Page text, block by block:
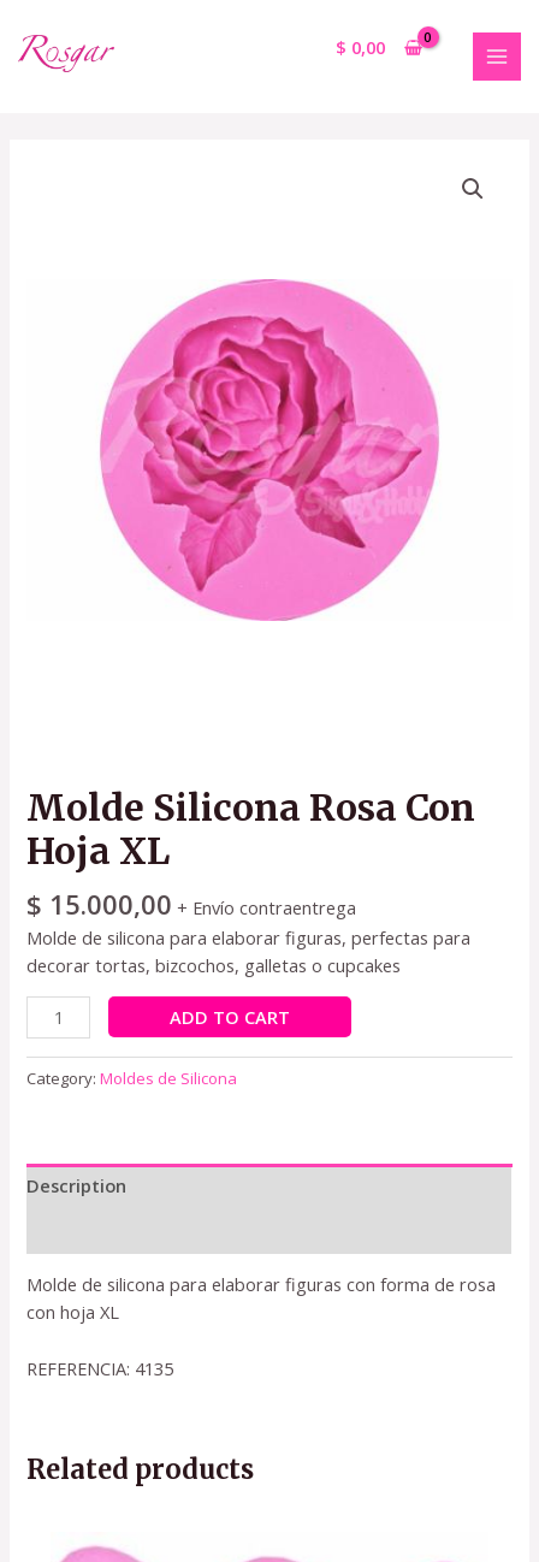
$ 0,00
Molde Silicona Rosa Con
Hoja XL
$ 15.000,00 + Envío contraentrega
Molde de silicona para elaborar figuras, perfectas para
decorar tortas, bizcochos, galletas o cupcakes
ADD TO CART
Category:Moldes de Silicona
Description
Molde de silicona para elaborar figuras con forma de rosa
con hoja XL
REFERENCIA: 4135
Related products